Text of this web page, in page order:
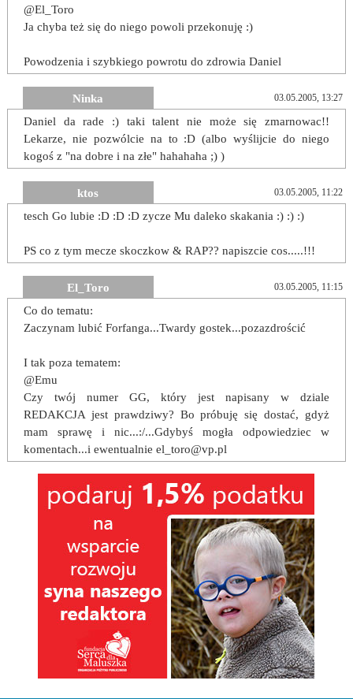
@El_Toro
Ja chyba też się do niego powoli przekonuję :)
Powodzenia i szybkiego powrotu do zdrowia Daniel
Ninka 03.05.2005, 13:27
Daniel da rade :) taki talent nie może się zmarnowac!!
Lekarze, nie pozwólcie na to :D (albo wyślijcie do niego
kogoś z "na dobre i na złe" hahahaha ;) )
ktos 03.05.2005, 11:22
tesch Go lubie :D :D :D zycze Mu daleko skakania :) :) :)
PS co z tym mecze skoczkow & RAP?? napiszcie cos.....!!!
El_Toro 03.05.2005, 11:15
Co do tematu:
Zaczynam lubić Forfanga...Twardy gostek...pozazdrościć
I tak poza tematem:
@Emu
Czy twój numer GG, który jest napisany w dziale
REDAKCJA jest prawdziwy? Bo próbuję się dostać, gdyż
mam sprawę i nic...:/...Gdybyś mogła odpowiedziec w
komentach...i ewentualnie el_toro@vp.pl